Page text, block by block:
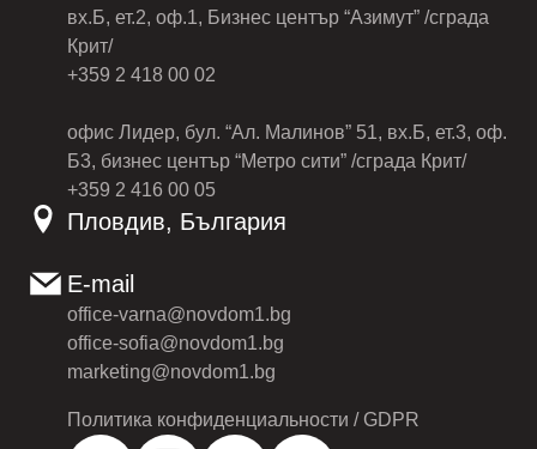
вх.Б, ет.2, оф.1, Бизнес център “Азимут” /сграда
Крит/
+359 2 418 00 02
офис Лидер, бул. “Ал. Малинов” 51, вх.Б, ет.3, оф.
Б3, бизнес център “Метро сити” /сграда Крит/
+359 2 416 00 05
Пловдив, България
E-mail
office-varna@novdom1.bg
office-sofia@novdom1.bg
marketing@novdom1.bg
Политика конфиденциальности / GDPR